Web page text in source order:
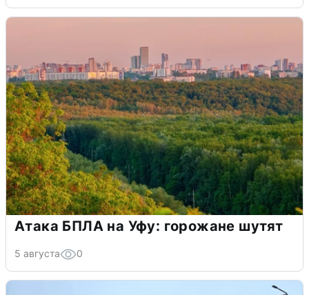
Атака БПЛА на Уфу: горожане шутят
5 августа 0